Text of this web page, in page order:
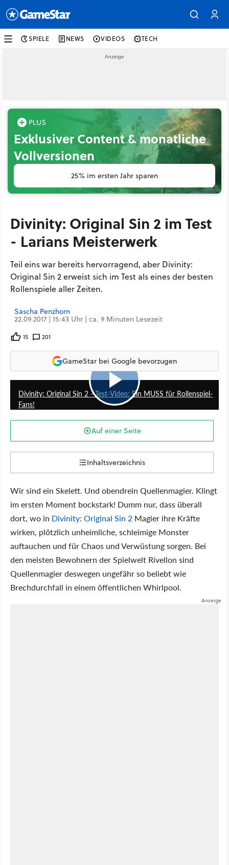
SPIELE NEWS VIDEOS TECH
Exklusiver Content & monatliche
Vollversionen
25% im ersten Jahr sparen
Divinity: Original Sin 2 im Test
- Larians Meisterwerk
Teil eins war bereits hervorragend, aber Divinity:
Original Sin 2 erweist sich im Test als eines der besten
Rollenspiele aller Zeiten.
Sascha Penzhorn
22.09.2017 | 15:43 Uhr | ca. 9 Minuten Lesezeit
15 201
GameStar bei Google bevorzugen
6:15
Divinity: Original Sin 2 - Test-Video: Ein MUSS für Rollenspiel-
Fans!
Auf einer Seite
Inhaltsverzeichnis
Wir sind ein Skelett. Und obendrein Quellenmagier. Klingt
im ersten Moment bockstark! Dumm nur, dass überall
dort, wo in Divinity: Original Sin 2 Magier ihre Kräfte
wirken, plötzlich unheimliche, schleimige Monster
auftauchen und für Chaos und Verwüstung sorgen. Bei
den meisten Bewohnern der Spielwelt Rivellon sind
Quellenmagier deswegen ungefähr so beliebt wie
Brechdurchfall in einem öffentlichen Whirlpool.